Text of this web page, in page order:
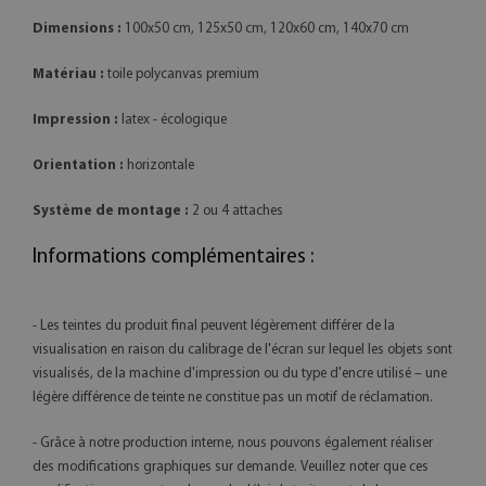
Dimensions : 100x50 cm, 125x50 cm, 120x60 cm, 140x70 cm
Matériau : toile polycanvas premium
Impression : latex - écologique
Orientation : horizontale
Système de montage : 2 ou 4 attaches
Informations complémentaires :
- Les teintes du produit final peuvent légèrement différer de la
visualisation en raison du calibrage de l'écran sur lequel les objets sont
visualisés, de la machine d'impression ou du type d'encre utilisé – une
légère différence de teinte ne constitue pas un motif de réclamation.
- Grâce à notre production interne, nous pouvons également réaliser
des modifications graphiques sur demande. Veuillez noter que ces